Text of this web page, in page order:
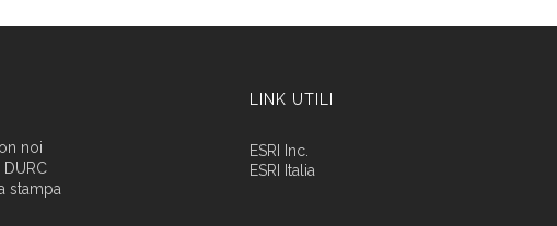
noi
stampa
LINK UTILI
ESRI Inc.
ESRI Italia